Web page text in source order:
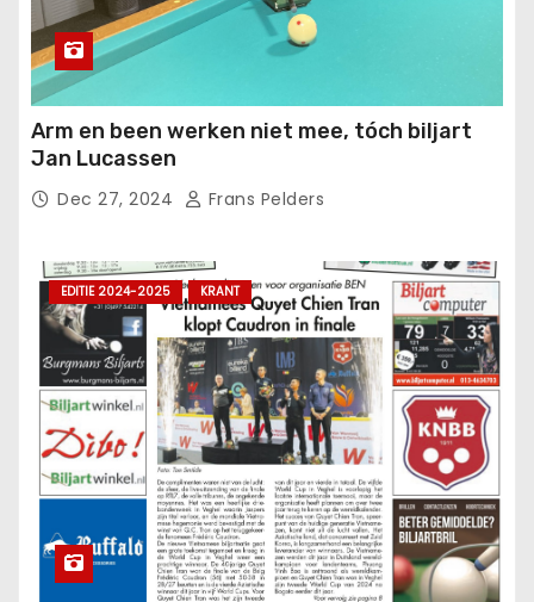
Arm en been werken niet mee, tóch biljart
Jan Lucassen
Dec 27, 2024 Frans Pelders
EDITIE 2024-2025 KRANT